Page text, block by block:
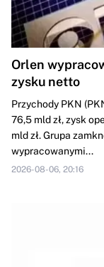
Orlen
zysku netto
Przychody PKN
76,5 mld zł, zysk
mld zł. Grupa
wypracowanymi...
2026-08-06, 20:16